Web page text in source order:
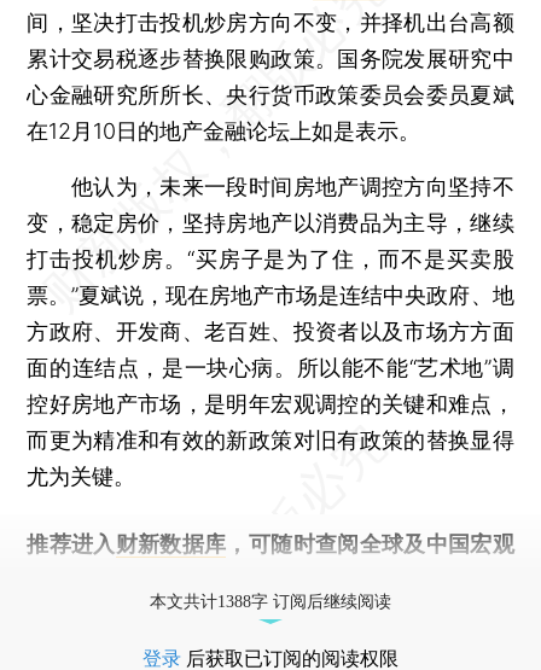
间，坚决打击投机炒房方向不变，并择机出台高额
累计交易税逐步替换限购政策。国务院发展研究中
心金融研究所所长、央行货币政策委员会委员夏斌
在12月10日的地产金融论坛上如是表示。
他认为，未来一段时间房地产调控方向坚持不
变，稳定房价，坚持房地产以消费品为主导，继续
打击投机炒房。“买房子是为了住，而不是买卖股
票。”夏斌说，现在房地产市场是连结中央政府、地
方政府、开发商、老百姓、投资者以及市场方方面
面的连结点，是一块心病。所以能不能“艺术地”调
控好房地产市场，是明年宏观调控的关键和难点，
而更为精准和有效的新政策对旧有政策的替换显得
尤为关键。
推荐进入 财新数据库 ，可随时查阅全球及中国宏观
本文共计1388字 订阅后继续阅读
登录 后获取已订阅的阅读权限